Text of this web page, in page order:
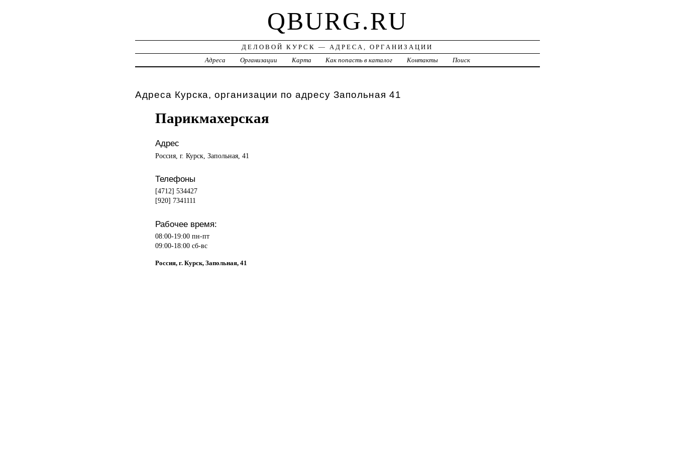
QBURG.RU
ДЕЛОВОЙ КУРСК — АДРЕСА, ОРГАНИЗАЦИИ
Адреса
Организации Карта Как попасть в каталог Контакты Поиск
Адреса Курска, организации по адресу Запольная 41
Парикмахерская
Адрес
Россия, г. Курск, Запольная, 41
Телефоны
[4712] 534427
[920] 7341111
Рабочее время:
08:00-19:00 пн-пт
09:00-18:00 сб-вс
Россия, г. Курск, Запольная, 41